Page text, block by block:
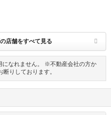
店舗をすべて見る
なれません。 ※不動産会社の方か
りしております。